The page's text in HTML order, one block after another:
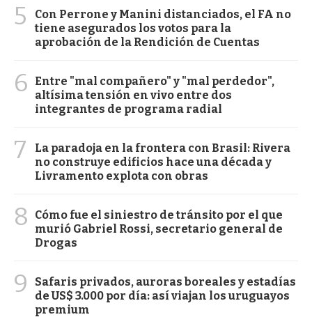
5
Con Perrone y Manini distanciados, el FA no
tiene asegurados los votos para la
aprobación de la Rendición de Cuentas
6
Entre "mal compañero" y "mal perdedor",
altísima tensión en vivo entre dos
integrantes de programa radial
7
La paradoja en la frontera con Brasil: Rivera
no construye edificios hace una década y
Livramento explota con obras
8
Cómo fue el siniestro de tránsito por el que
murió Gabriel Rossi, secretario general de
Drogas
9
Safaris privados, auroras boreales y estadías
de US$ 3.000 por día: así viajan los uruguayos
premium